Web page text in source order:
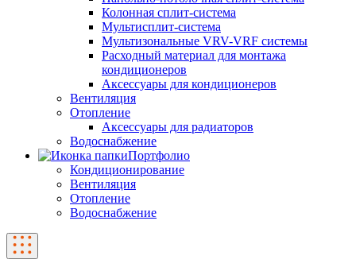
Колонная сплит-система
Мультисплит-система
Мультизональные VRV-VRF системы
Расходный материал для монтажа
кондиционеров
Аксессуары для кондиционеров
Вентиляция
Отопление
Аксессуары для радиаторов
Водоснабжение
Портфолио
Кондиционирование
Вентиляция
Отопление
Водоснабжение